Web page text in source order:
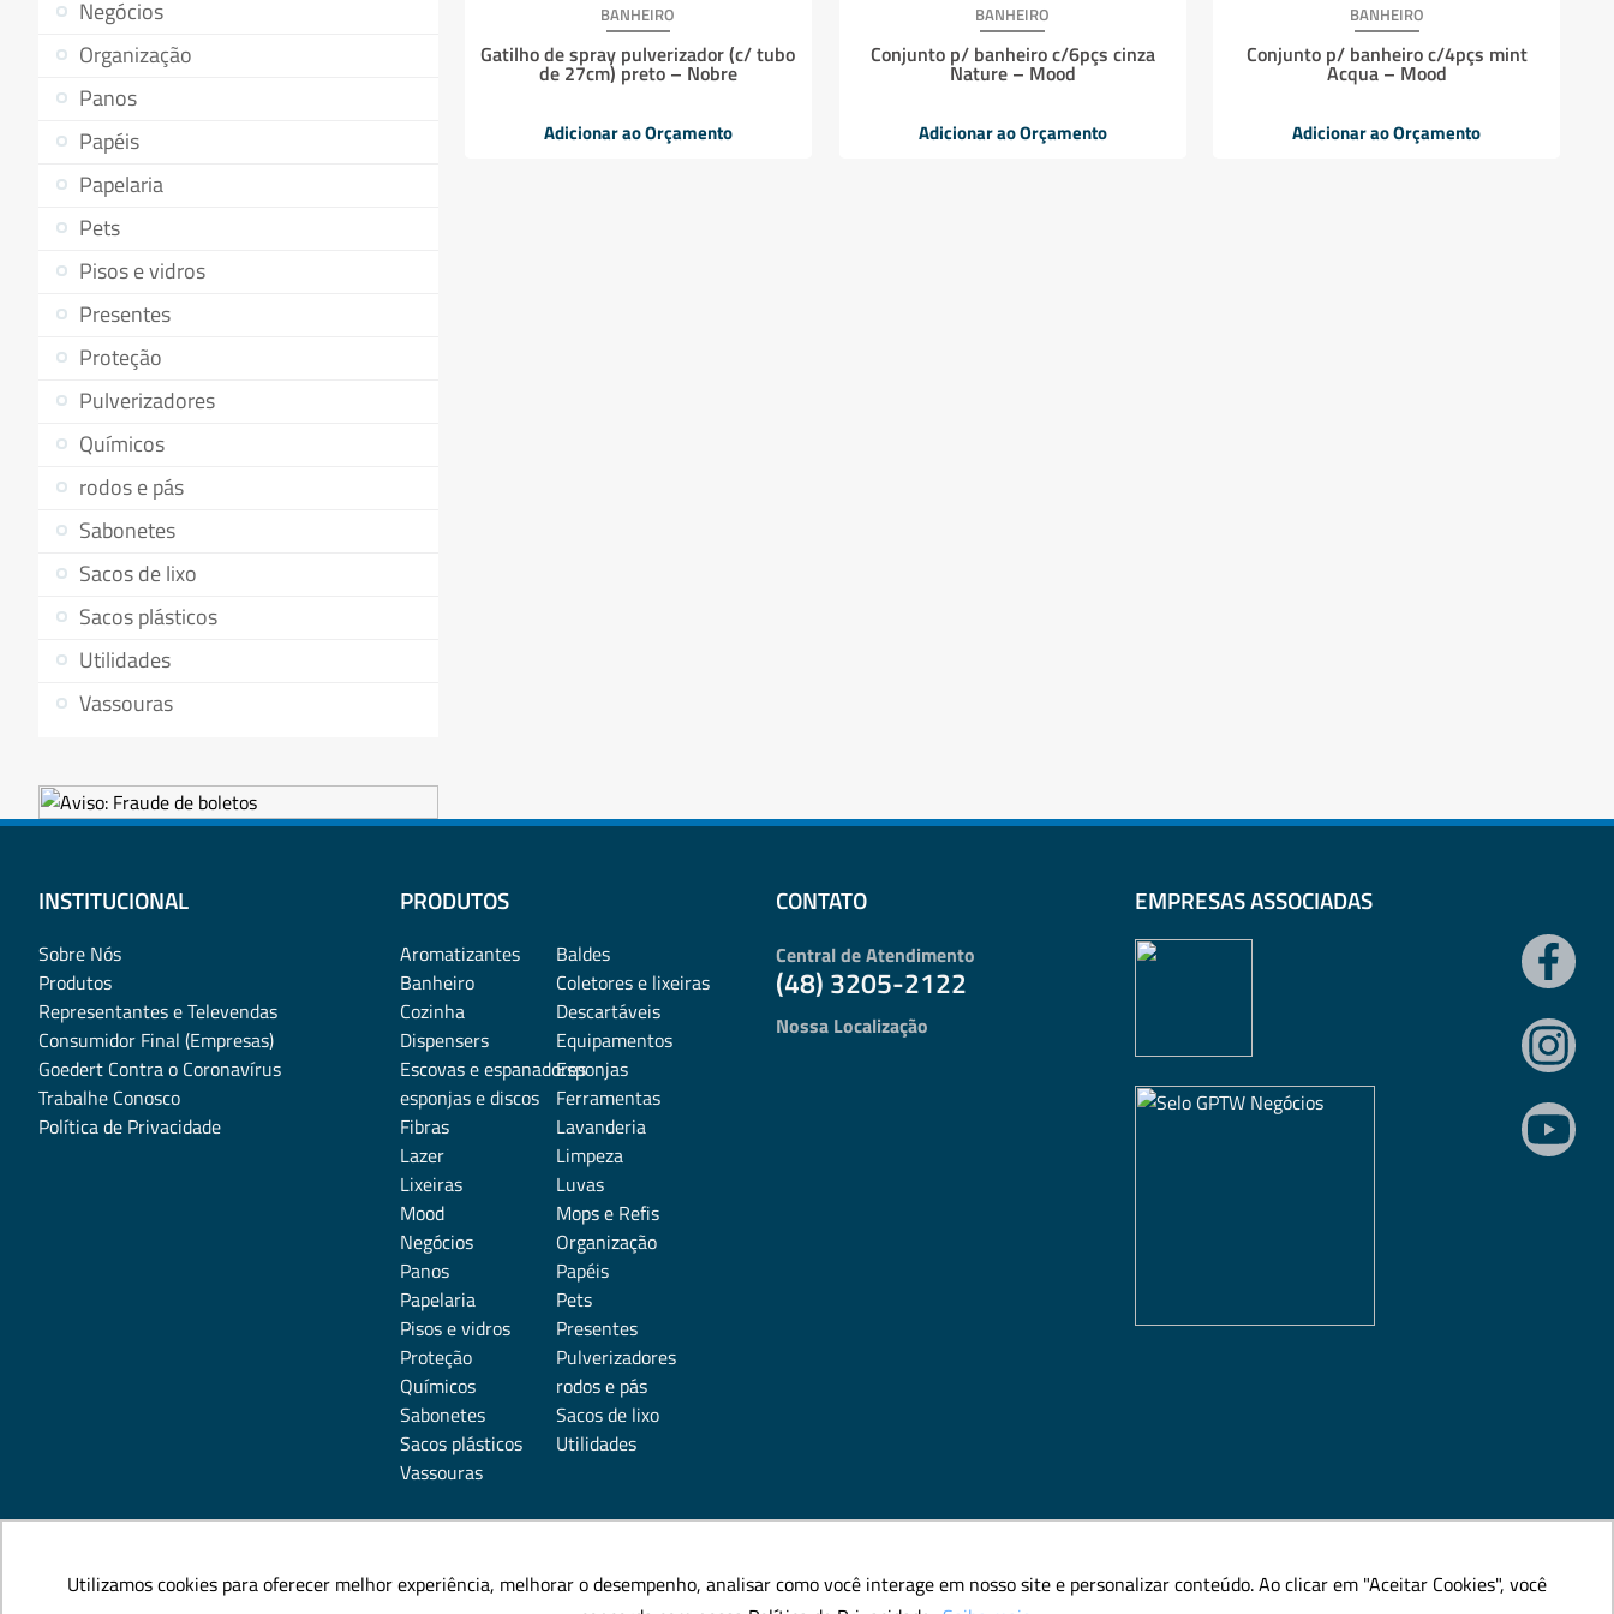
Utilizamos cookies para oferecer melhor experiência, melhorar o desempenho, analisar como você interage em nosso site e personalizar conteúdo. Ao clicar em "Aceitar Cookies", você
Utilizamos cookies para oferecer melhor experiência, melhorar o desempenho, analisar como você interage em nosso site e personalizar conteúdo. Ao clicar em "Aceitar Cookies", você
Negócios
Organização
Panos
Papéis
Papelaria
Pets
Pisos e vidros
Presentes
Proteção
Pulverizadores
Químicos
rodos e pás
Sabonetes
Sacos de lixo
Sacos plásticos
Utilidades
Vassouras
BANHEIRO
Gatilho de spray pulverizador (c/ tubo
de 27cm) preto – Nobre
Adicionar ao Orçamento
BANHEIRO
Conjunto p/ banheiro c/6pçs cinza
Nature – Mood
Adicionar ao Orçamento
BANHEIRO
Conjunto p/ banheiro c/4pçs mint
Acqua – Mood
Adicionar ao Orçamento
INSTITUCIONAL
Sobre Nós
Produtos
Representantes e Televendas
Consumidor Final (Empresas)
Goedert Contra o Coronavírus
Trabalhe Conosco
Política de Privacidade
PRODUTOS
Aromatizantes
Baldes
Banheiro
Coletores e lixeiras
Cozinha
Descartáveis
Dispensers
Equipamentos
Escovas e espanadoresEsponjas
esponjas e discos
Ferramentas
Fibras
Lavanderia
Lazer
Limpeza
Lixeiras
Luvas
Mood
Mops e Refis
Negócios
Organização
Panos
Papéis
Papelaria
Pets
Pisos e vidros
Presentes
Proteção
Pulverizadores
Químicos
rodos e pás
Sabonetes
Sacos de lixo
Sacos plásticos
Utilidades
Vassouras
CONTATO
Central de Atendimento
(48) 3205-2122
Nossa Localização
EMPRESAS ASSOCIADAS